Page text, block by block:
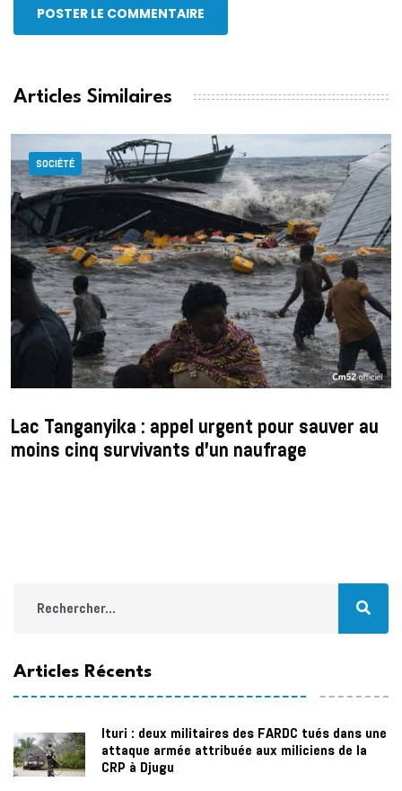
POSTER LE COMMENTAIRE
Articles Similaires
SOCIÉTÉ
Lac Tanganyika : appel urgent pour sauver au
moins cinq survivants d’un naufrage
Articles Récents
Ituri : deux militaires des FARDC tués dans une
attaque armée attribuée aux miliciens de la
CRP à Djugu